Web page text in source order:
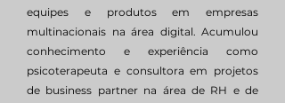
equipes e produtos em empresas
multinacionais na área digital. Acumulou
conhecimento e experiência como
psicoterapeuta e consultora em projetos
de business partner na área de RH e de